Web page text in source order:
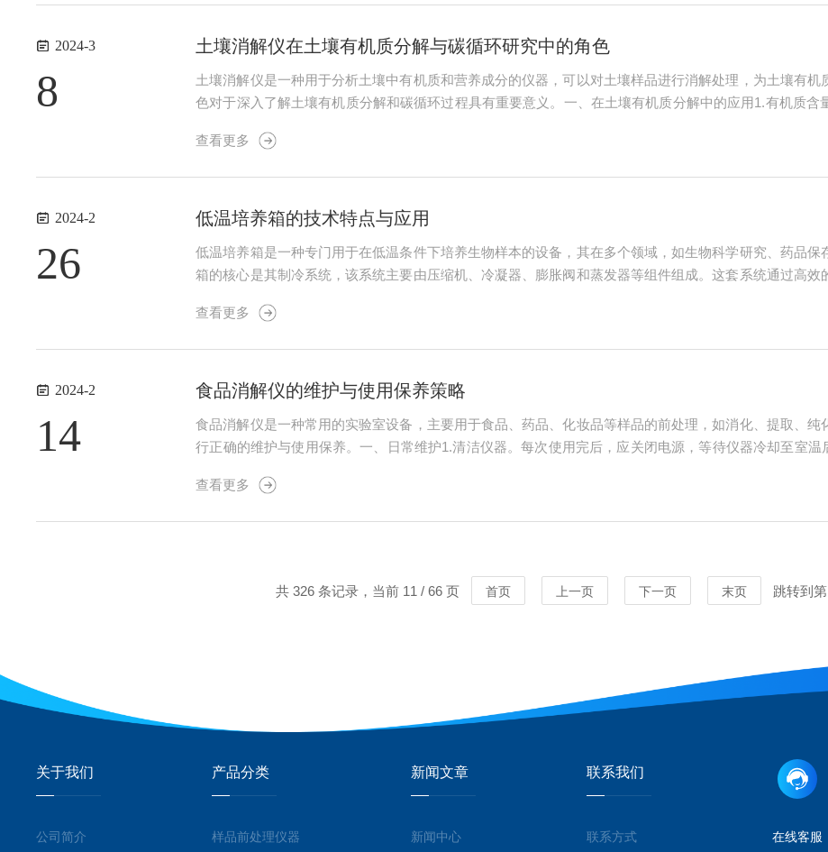
2024-3
8
土壤消解仪在土壤有机质分解与碳循环研究中的角色
土壤消解仪是一种用于分析土壤中有机质和营养成分的仪器，可以对土壤样品进行消解处理，为土壤有
色对于深入了解土壤有机质分解和碳循环过程具有重要意义。一、在土壤有机质分解中的应用1.有机质
学，了解有机质在土壤中的矿化、腐殖化等过程。...
查看更多
2024-2
26
低温培养箱的技术特点与应用
低温培养箱是一种专门用于在低温条件下培养生物样本的设备，其在多个领域，如生物科学研究、药品
箱的核心是其制冷系统，该系统主要由压缩机、冷凝器、膨胀阀和蒸发器等组件组成。这套系统通过高
外界环境温度变化的影响。例如，一些低温培养箱的温...
查看更多
2024-2
14
食品消解仪的维护与使用保养策略
食品消解仪是一种常用的实验室设备，主要用于食品、药品、化妆品等样品的前处理，如消化、提取、
行正确的维护与使用保养。一、日常维护1.清洁仪器。每次使用完后，应关闭电源，等待仪器冷却至室
水导致仪器损坏。4.更换消耗品。消耗品如电...
查看更多
共 326 条记录，当前 11 / 66 页 首页 上一页 下一页 末页 跳转到第
关于我们
公司简介
产品分类
样品前处理仪器
新闻文章
新闻中心
联系我们
联系方式 在线客服